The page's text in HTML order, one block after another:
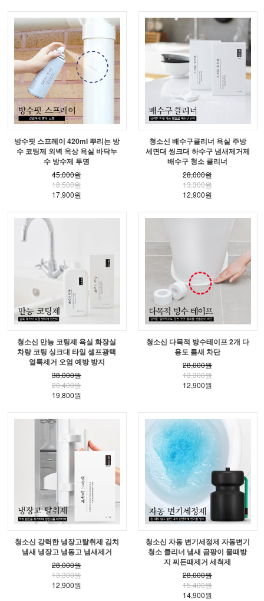
방수핏 스프레이 420ml 뿌리는 방
수 코팅제 외벽 옥상 욕실 바닥누
수 방수제 투명
45,000원
18,500원
17,900원
청소신 배수구클리너 욕실 주방
세면대 씽크대 하수구 냄새제거제
배수구 청소 클리너
28,000원
13,300원
12,900원
청소신 만능 코팅제 욕실 화장실
차량 코팅 싱크대 타일 셀프광택
얼룩제거 오염 예방 방지
38,000원
20,400원
19,800원
청소신 다목적 방수테이프 2개 다
용도 틈새 차단
28,000원
13,300원
12,900원
청소신 강력한 냉장고탈취제 김치
냄새 냉장고 냉동고 냄새제거
28,000원
13,300원
12,900원
청소신 자동 변기세정제 자동변기
청소 클리너 냄새 곰팡이 물때방
지 찌든때제거 세척제
28,000원
15,400원
14,900원